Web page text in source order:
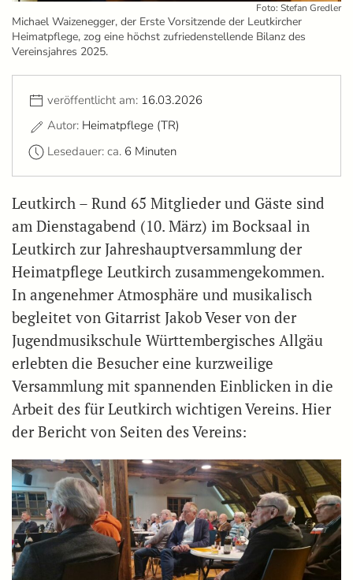
Foto: Stefan Gredler
Michael Waizenegger, der Erste Vorsitzende der Leutkircher
Heimatpflege, zog eine höchst zufriedenstellende Bilanz des
Vereinsjahres 2025.
veröffentlicht am: 16.03.2026
Autor: Heimatpflege (TR)
Lesedauer: ca. 6 Minuten
Leutkirch – Rund 65 Mitglieder und Gäste sind
am Dienstagabend (10. März) im Bocksaal in
Leutkirch zur Jahreshauptversammlung der
Heimatpflege Leutkirch zusammengekommen.
In angenehmer Atmosphäre und musikalisch
begleitet von Gitarrist Jakob Veser von der
Jugendmusikschule Württembergisches Allgäu
erlebten die Besucher eine kurzweilige
Versammlung mit spannenden Einblicken in die
Arbeit des für Leutkirch wichtigen Vereins. Hier
der Bericht von Seiten des Vereins: